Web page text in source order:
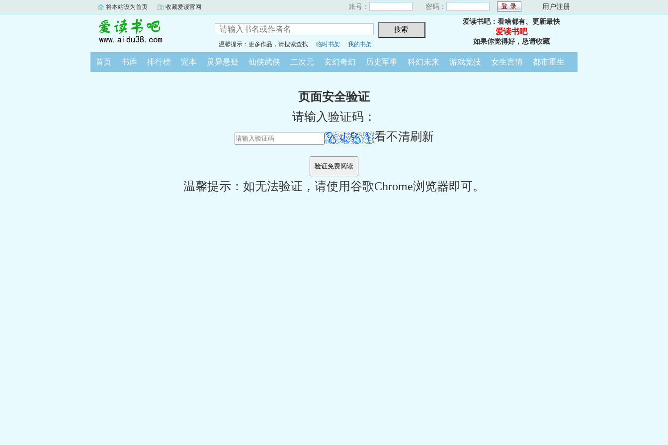
将本站设为首页 收藏爱读官网 账号： 密码： 用户注册
温馨提示：更多作品，请搜索查找 临时书架 我的书架
爱读书吧：看啥都有、更新最快
爱读书吧
如果你觉得好，恳请收藏
首页 书库 排行榜 完本 灵异悬疑 仙侠武侠 二次元 玄幻奇幻 历史军事 科幻未来 游戏竞技 女生言情 都市重生
页面安全验证
请输入验证码：
看不清刷新
温馨提示：如无法验证，请使用谷歌Chrome浏览器即可。